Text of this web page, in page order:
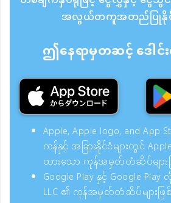
အလွယ်တကူအတည်ပြုနို
ဤနေရာမှတဆင့် ဒေါ
Apple, Apple logo, and
ကန်နှင့် အခြားနိုင်ငံများတွင်
ထားသော ကုန်အမှတ်တံဆိပ်များ
Google Play နှင့် Google
LLC ၏ ကုန်အမှတ်တံဆိပ်များဖ